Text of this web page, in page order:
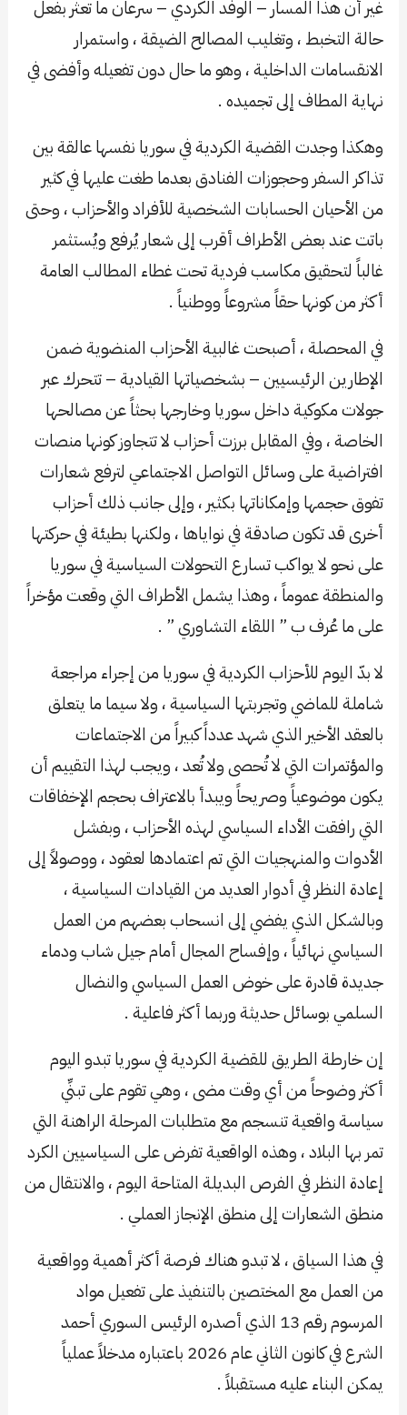
غير أن هذا المسار – الوفد الكردي – سرعان ما تعثر بفعل
حالة التخبط ، وتغليب المصالح الضيقة ، واستمرار
الانقسامات الداخلية ، وهو ما حال دون تفعيله وأفضى في
نهاية المطاف إلى تجميده .
وهكذا وجدت القضية الكردية في سوريا نفسها عالقة بين
تذاكر السفر وحجوزات الفنادق بعدما طغت عليها في كثير
من الأحيان الحسابات الشخصية للأفراد والأحزاب ، وحتى
باتت عند بعض الأطراف أقرب إلى شعار يُرفع ويُستثمر
غالباً لتحقيق مكاسب فردية تحت غطاء المطالب العامة
أكثر من كونها حقاً مشروعاً ووطنياً .
في المحصلة ، أصبحت غالبية الأحزاب المنضوية ضمن
الإطارين الرئيسيين – بشخصياتها القيادية – تتحرك عبر
جولات مكوكية داخل سوريا وخارجها بحثاً عن مصالحها
الخاصة ، وفي المقابل برزت أحزاب لا تتجاوز كونها منصات
افتراضية على وسائل التواصل الاجتماعي لترفع شعارات
تفوق حجمها وإمكاناتها بكثير ، وإلى جانب ذلك أحزاب
أخرى قد تكون صادقة في نواياها ، ولكنها بطيئة في حركتها
على نحو لا يواكب تسارع التحولات السياسية في سوريا
والمنطقة عموماً ، وهذا يشمل الأطراف التي وقعت مؤخراً
على ما عُرف ب ” اللقاء التشاوري ” .
لا بدّ اليوم للأحزاب الكردية في سوريا من إجراء مراجعة
شاملة للماضي وتجربتها السياسية ، ولا سيما ما يتعلق
بالعقد الأخير الذي شهد عدداً كبيراً من الاجتماعات
والمؤتمرات التي لا تُحصى ولا تُعد ، ويجب لهذا التقييم أن
يكون موضوعياً وصريحاً ويبدأ بالاعتراف بحجم الإخفاقات
التي رافقت الأداء السياسي لهذه الأحزاب ، وبفشل
الأدوات والمنهجيات التي تم اعتمادها لعقود ، ووصولاً إلى
إعادة النظر في أدوار العديد من القيادات السياسية ،
وبالشكل الذي يفضي إلى انسحاب بعضهم من العمل
السياسي نهائياً ، وإفساح المجال أمام جيل شاب ودماء
جديدة قادرة على خوض العمل السياسي والنضال
السلمي بوسائل حديثة وربما أكثر فاعلية .
إن خارطة الطريق للقضية الكردية في سوريا تبدو اليوم
أكثر وضوحاً من أي وقت مضى ، وهي تقوم على تبنِّي
سياسة واقعية تنسجم مع متطلبات المرحلة الراهنة التي
تمر بها البلاد ، وهذه الواقعية تفرض على السياسيين الكرد
إعادة النظر في الفرص البديلة المتاحة اليوم ، والانتقال من
منطق الشعارات إلى منطق الإنجاز العملي .
في هذا السياق ، لا تبدو هناك فرصة أكثر أهمية وواقعية
من العمل مع المختصين بالتنفيذ على تفعيل مواد
المرسوم رقم 13 الذي أصدره الرئيس السوري أحمد
الشرع في كانون الثاني عام 2026 باعتباره مدخلاً عملياً
يمكن البناء عليه مستقبلاً .